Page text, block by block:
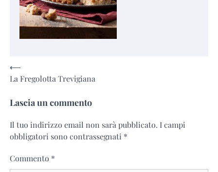
Navigazione
articoli
⟵
La Fregolotta Trevigiana
Lascia un commento
Il tuo indirizzo email non sarà pubblicato. I campi
obbligatori sono contrassegnati *
Commento *